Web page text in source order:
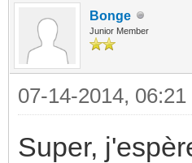
Bonge
Junior Member
07-14-2014, 06:21
Super,